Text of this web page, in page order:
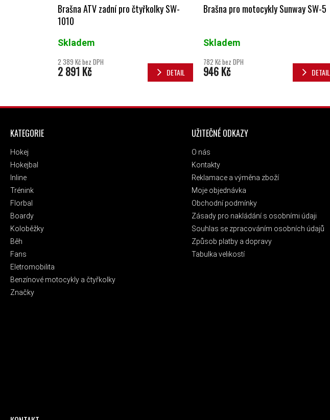
Brašna ATV zadní pro čtyřkolky SW-
1010
Skladem
2 389 Kč bez DPH
2 891 Kč DETAIL
Brašna pro motocykly Sunway SW-5
Skladem
782 Kč bez DPH
946 Kč DETAIL
ZÁPATÍ
KATEGORIE
Hokej
Hokejbal
Inline
Trénink
Florbal
Boardy
Koloběžky
Běh
Fans
Eletromobilita
Benzínové motocykly a čtyřkolky
Značky
UŽITEČNÉ ODKAZY
O nás
Kontakty
Reklamace a výměna zboží
Moje objednávka
Obchodní podmínky
Zásady pro nakládání s osobními údaji
Souhlas se zpracováním osobních údajů
Způsob platby a dopravy
Tabulka velikostí